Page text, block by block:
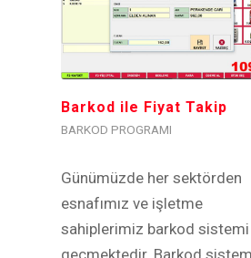
Barkod ile Fiyat Takip
BARKOD PROGRAMI
Günümüzde her sektörden
esnafımız ve işletme
sahiplerimiz barkod sistemi
geçmektedir. Barkod